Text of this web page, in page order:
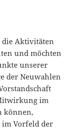
die Aktivitäten
und möchten
unserer
der Neuwahlen
im
können,
im Vorfeld der